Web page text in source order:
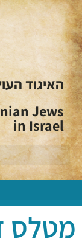
האיגוד
Jews
in Israel
מטלס